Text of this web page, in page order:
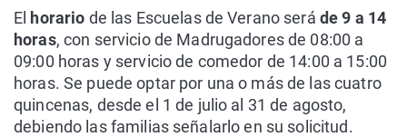
El horario de las Escuelas de Verano será de 9 a 14
horas, con servicio de Madrugadores de 08:00 a
09:00 horas y servicio de comedor de 14:00 a 15:00
horas. Se puede optar por una o más de las cuatro
quincenas, desde el 1 de julio al 31 de agosto,
debiendo las familias señalarlo en su solicitud.